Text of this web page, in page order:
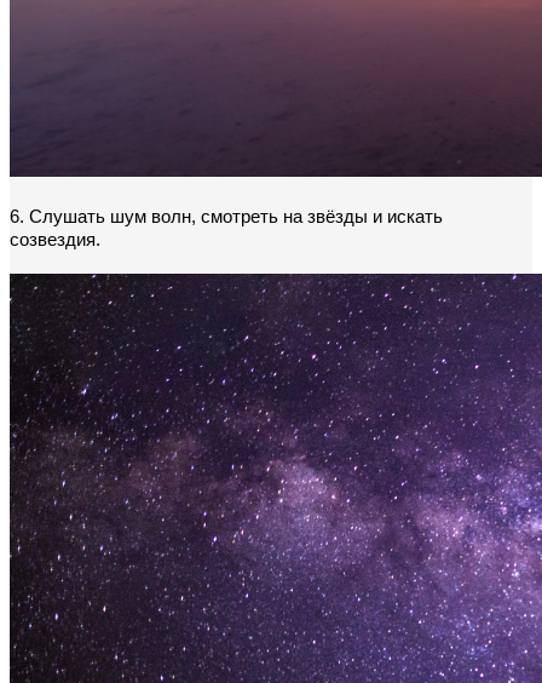
6. Слушать шум волн, смотреть на звёзды и искать
созвездия.